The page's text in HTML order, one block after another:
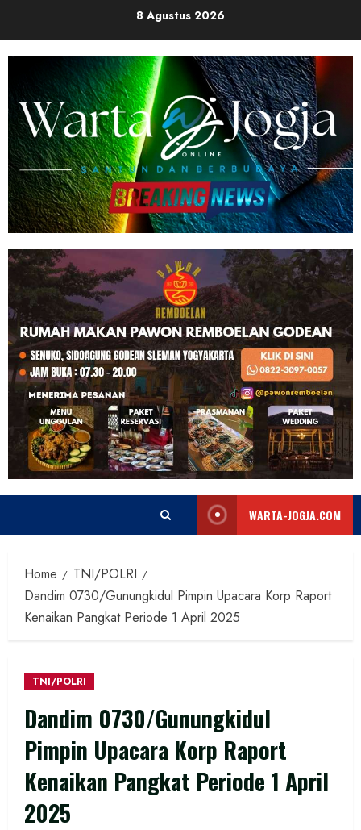
content
8 Agustus 2026
WARTA-JOGJA.COM
Home
TNI/POLRI
Dandim 0730/Gunungkidul Pimpin Upacara Korp Raport
Kenaikan Pangkat Periode 1 April 2025
TNI/POLRI
Dandim 0730/Gunungkidul
Pimpin Upacara Korp Raport
Kenaikan Pangkat Periode 1 April
2025